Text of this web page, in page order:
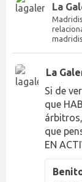
La
La
Si de
que
que
EN